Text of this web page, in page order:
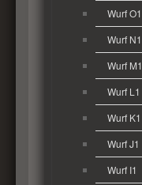
Wurf O1
Wurf N1
Wurf M1
Wurf L1
Wurf K1
Wurf J1
Wurf I1